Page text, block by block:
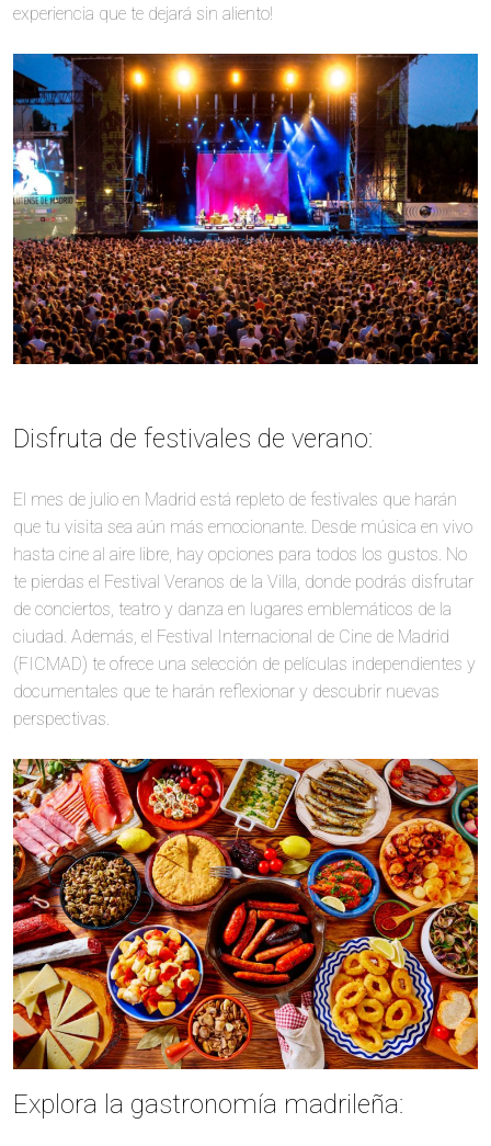
experiencia que te dejará sin aliento!
Disfruta de festivales de verano:
El mes de julio en Madrid está repleto de festivales que harán
que tu visita sea aún más emocionante. Desde música en vivo
hasta cine al aire libre, hay opciones para todos los gustos. No
te pierdas el Festival Veranos de la Villa, donde podrás disfrutar
de conciertos, teatro y danza en lugares emblemáticos de la
ciudad. Además, el Festival Internacional de Cine de Madrid
(FICMAD) te ofrece una selección de películas independientes y
documentales que te harán reflexionar y descubrir nuevas
perspectivas.
Explora la gastronomía madrileña: